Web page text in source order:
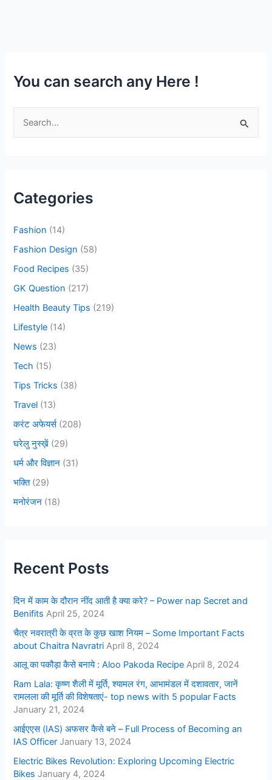
You can search any Here !
h
:
Categories
Fashion (14)
Fashion Design (58)
Food Recipes (35)
GK Question (217)
Health Beauty Tips (219)
Lifestyle (14)
News (23)
Tech (15)
Tips Tricks (38)
Travel (13)
करंट अफेयर्स(208)
घरेलु नुस्ख़ें (29)
धर्म और विज्ञान (31)
भक्ति(29)
मनोरंजन (18)
Recent Posts
दिन में काम के दौरान नींद आती है क्या करे? – Power nap Secret and
Benifits April 25, 2024
चैत्र नवरात्री के व्रत के कुछ खाश नियम – Some Important Facts
about Chaitra Navratri April 8, 2024
आलू का पकौड़ा कैसे बनाये : Aloo Pakoda Recipe April 8, 2024
Ram Lala: कृष्ण शैली में मूर्ति, श्यामल रंग, आभामंडल में दशावतार, जानें
रामलला की मूर्ति की विशेषताएं- top news with 5 popular Facts
January 21, 2024
आईएएस (IAS) अफसर कैसे बने – Full Process of Becoming an
IAS Officer January 13, 2024
Electric Bikes Revolution: Exploring Upcoming Electric
Bikes January 4, 2024